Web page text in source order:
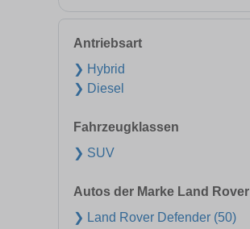
Antriebsart
❯ Hybrid
❯ Diesel
Fahrzeugklassen
❯ SUV
Autos der Marke Land Rover
❯ Land Rover Defender (50)